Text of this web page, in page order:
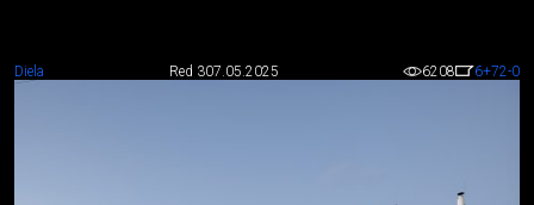
Diela Red 307.05.2025 6208 6+72-0